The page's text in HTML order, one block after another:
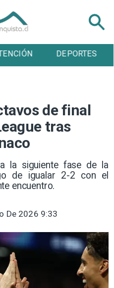
DEPORTES
de final
tras
la siguiente fase de la
de igualar 2-2 con el
encuentro.
De 2026 9:33